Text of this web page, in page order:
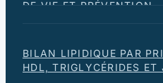
DE VIE ET PRÉVENTION
BILAN LIPIDIQUE PAR
HDL, TRIGLYCÉRIDES ET